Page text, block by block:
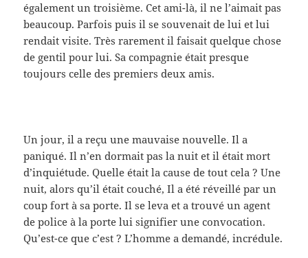
également un troisième. Cet ami-là, il ne l’aimait pas
beaucoup. Parfois puis il se souvenait de lui et lui
rendait visite. Très rarement il faisait quelque chose
de gentil pour lui. Sa compagnie était presque
toujours celle des premiers deux amis.
Un jour, il a reçu une mauvaise nouvelle. Il a
paniqué. Il n’en dormait pas la nuit et il était mort
d’inquiétude. Quelle était la cause de tout cela ? Une
nuit, alors qu’il était couché, Il a été réveillé par un
coup fort à sa porte. Il se leva et a trouvé un agent
de police à la porte lui signifier une convocation.
Qu’est-ce que c’est ? L’homme a demandé, incrédule.